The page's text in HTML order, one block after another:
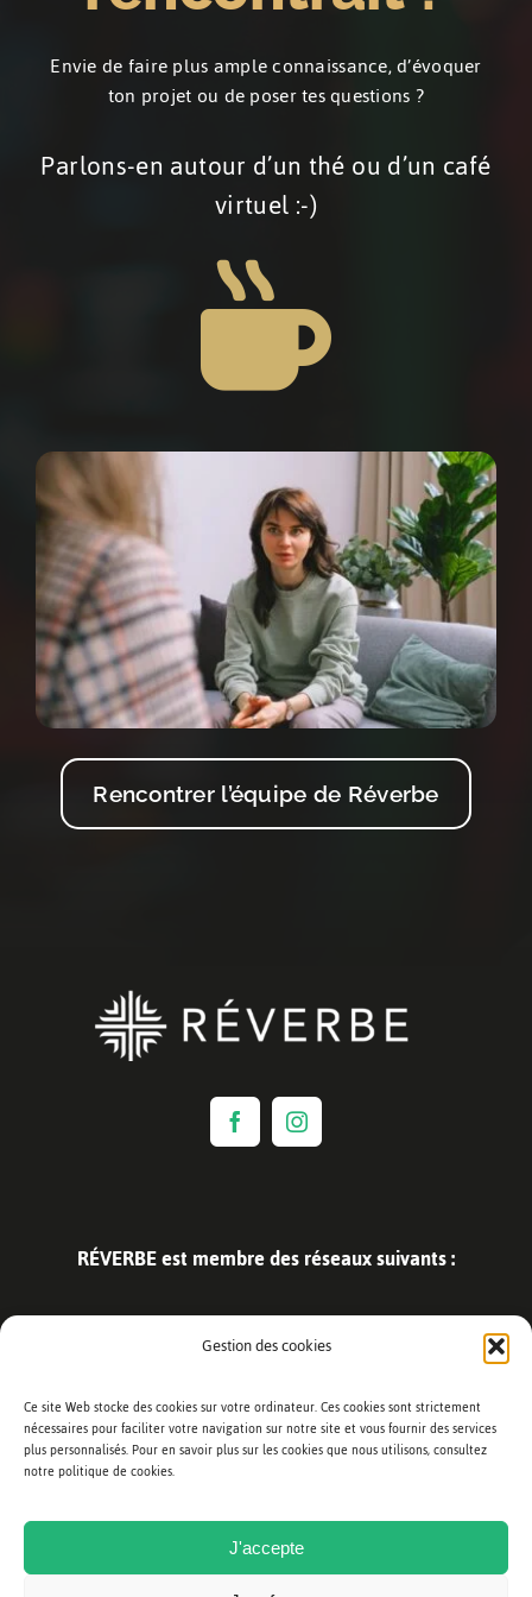
Gestion des cookies
Ce site Web stocke des cookies sur votre ordinateur. Ces cookies sont strictement
nécessaires pour faciliter votre navigation sur notre site et vous fournir des services
plus personnalisés. Pour en savoir plus sur les cookies que nous utilisons, consultez
notre politique de cookies.
J'accepte
Envie de faire plus ample connaissance, d’évoquer
ton projet ou de poser tes questions ?
Parlons-en autour d’un thé ou d’un café
virtuel :-)
Rencontrer l’équipe de Réverbe
RÉVERBE est membre des réseaux suivants :